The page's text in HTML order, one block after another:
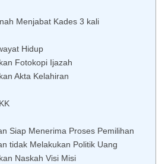
Menjabat Kades 3 kali
Hidup
Fotokopi Ijazah
Akta Kelahiran
Siap Menerima Proses Pemilihan
tidak Melakukan Politik Uang
Naskah Visi Misi